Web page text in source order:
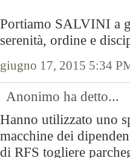
Portiamo SALVINI a
serenità, ordine e
giugno 17, 2015 5:34
Anonimo ha detto...
Hanno utilizzato uno
macchine dei
di RFS togliere